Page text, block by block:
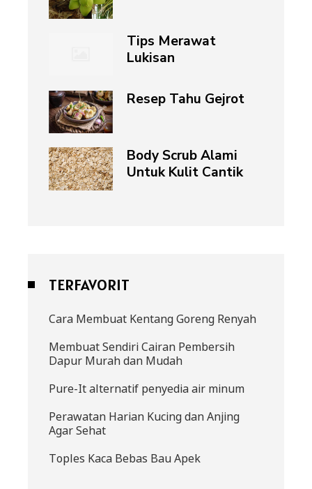
Tips Merawat
Lukisan
Resep Tahu Gejrot
Body Scrub Alami
Untuk Kulit Cantik
TERFAVORIT
Cara Membuat Kentang Goreng Renyah
Membuat Sendiri Cairan Pembersih
Dapur Murah dan Mudah
Pure-It alternatif penyedia air minum
Perawatan Harian Kucing dan Anjing
Agar Sehat
Toples Kaca Bebas Bau Apek